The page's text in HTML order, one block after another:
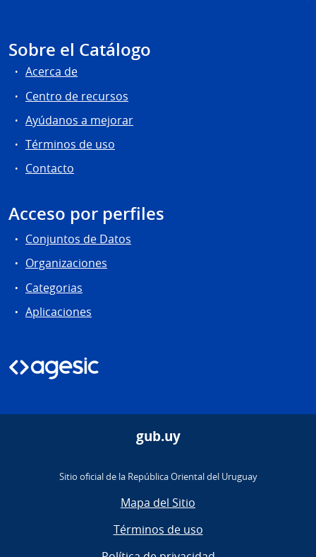
Sobre el Catálogo
Acerca de
Centro de recursos
Ayúdanos a mejorar
Términos de uso
Contacto
Acceso por perfiles
Conjuntos de Datos
Organizaciones
Categorias
Aplicaciones
gub.uy
Sitio oficial de la República Oriental del Uruguay
Mapa del Sitio
Términos de uso